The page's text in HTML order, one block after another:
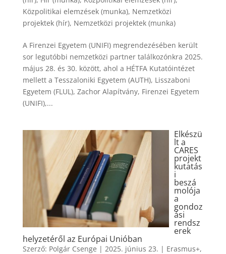
Közpolitikai elemzések (munka), Nemzetközi
projektek (hír), Nemzetközi projektek (munka)
A Firenzei Egyetem (UNIFI) megrendezésében került
sor legutóbbi nemzetközi partner találkozónkra 2025.
május 28. és 30. között, ahol a HÉTFA Kutatóintézet
mellett a Tesszaloniki Egyetem (AUTH), Lisszaboni
Egyetem (FLUL), Zachor Alapítvány, Firenzei Egyetem
(UNIFI),...
Elkészü
lt a
CARES
projekt
kutatás
i
beszá
molója
a
gondoz
ási
rendsz
erek
helyzetéről az Európai Unióban
Szerző: Polgár Csenge | 2025. június 23. | Erasmus+,